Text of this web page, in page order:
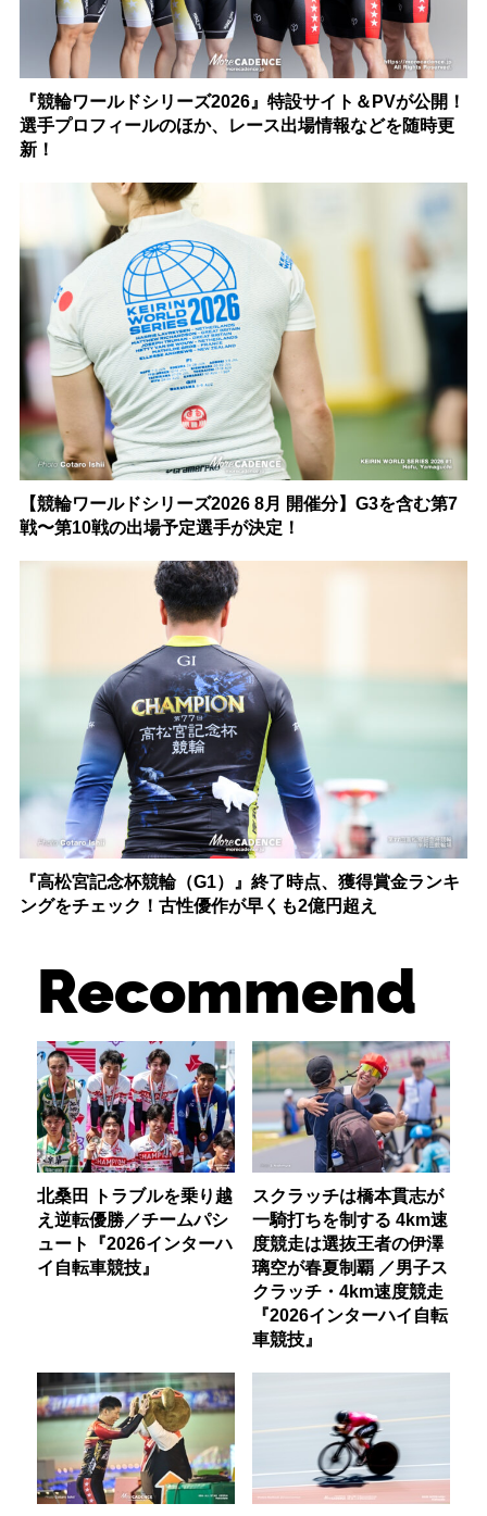
『競輪ワールドシリーズ2026』特設サイト＆PVが公開！
選手プロフィールのほか、レース出場情報などを随時更
新！
【競輪ワールドシリーズ2026 8月 開催分】G3を含む第7
戦〜第10戦の出場予定選手が決定！
『高松宮記念杯競輪（G1）』終了時点、獲得賞金ランキ
ングをチェック！古性優作が早くも2億円超え
Recommend
北桑田 トラブルを乗り越
え逆転優勝／チームパシ
ュート『2026インターハ
イ自転車競技』
スクラッチは橋本貫志が
一騎打ちを制する 4km速
度競走は選抜王者の伊澤
璃空が春夏制覇 ／男子ス
クラッチ・4km速度競走
『2026インターハイ自転
車競技』